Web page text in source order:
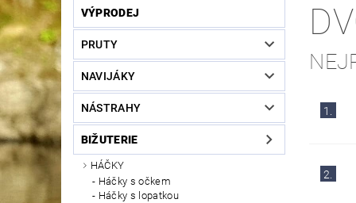
PRODÁVANÉ ZNAČKY
VÝPRODEJ
PRUTY
NAVIJÁKY
NÁSTRAHY
BIŽUTERIE
HÁČKY
Háčky s očkem
Háčky s lopatkou
1.
2.